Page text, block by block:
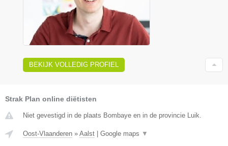
BEKIJK VOLLEDIG PROFIEL
Strak Plan online diëtisten
Niet gevestigd in de plaats Bombaye en in de provincie Luik.
Oost-Vlaanderen » Aalst Google maps ▼